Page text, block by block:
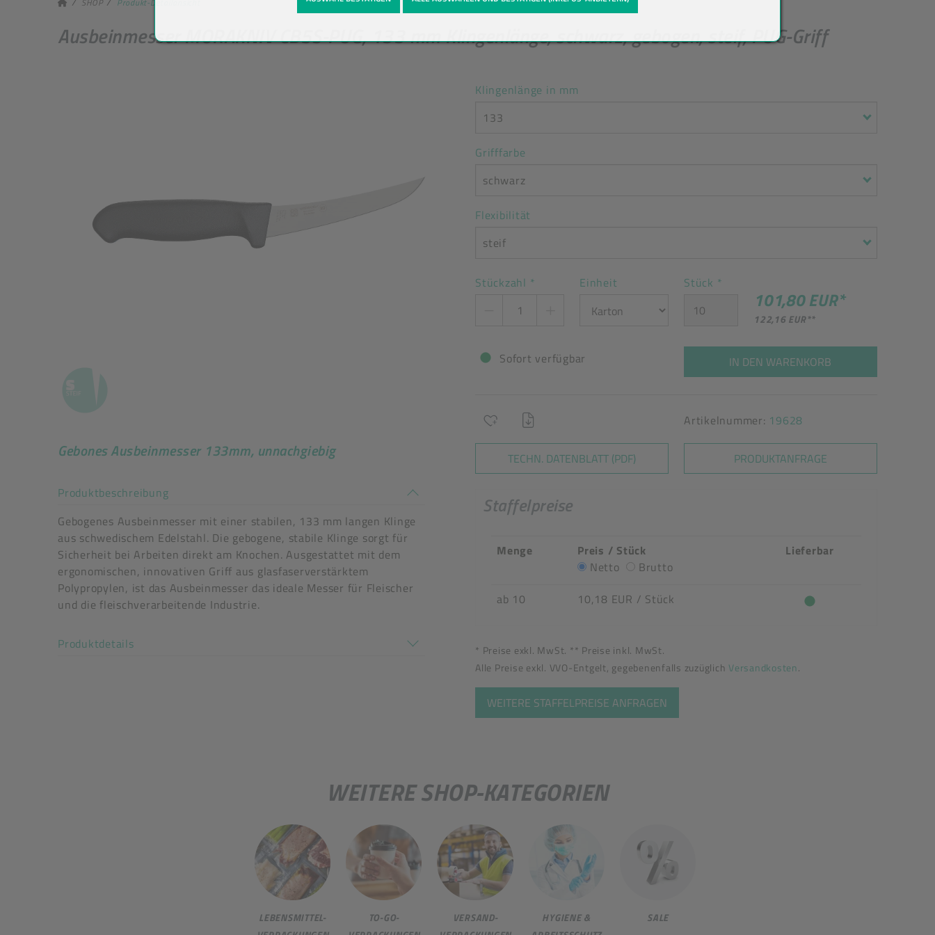
Ausbeinmesser MORAKNIV CB5S-PUG, 133 mm Klingenlänge, schwarz, gebogen, steif, PUG-Griff
Gebones Ausbeinmesser 133mm, unnachgiebig
Produktbeschreibung
Akkordeon auf-/zuklappen stimmen nicht überein
Gebogenes Ausbeinmesser mit einer stabilen, 133 mm langen Klinge
aus schwedischem Edelstahl. Die gebogene, stabile Klinge sorgt für
Sicherheit bei Arbeiten direkt am Knochen. Ausgestattet mit dem
ergonomischen, innovativen Griff aus glasfaserverstärktem
Polypropylen, ist das Ausbeinmesser das ideale Messer für Fleischer
und die fleischverarbeitende Industrie.
Produktdetails
Abmessungen (L x B x H): 258 x 55 x 21 mm
Griffmaterial: PP, Grifffarbe: schwarz
Klingenmaterial: rostfreier Edelstahl, Klingenstärke: 2,4 mm
Klingenlänge in mm
133
Grifffarbe
schwarz
Flexibilität
steif
Stückzahl * Einheit Stück *
101,80 EUR*
122,16 EUR**
Sofort verfügbar IN DEN WARENKORB
Artikelnummer: 19628
TECHN. DATENBLATT (PDF) PRODUKTANFRAGE
Staffelpreise
Menge
Preis / Stück
Netto
Brutto
Lieferbar
ab 10 10,18 EUR / Stück
* Preise exkl. MwSt. ** Preise inkl. MwSt.
Alle Preise exkl. VVO-Entgelt, gegebenenfalls zuzüglich Versandkosten.
WEITERE STAFFELPREISE ANFRAGEN
WEITERE SHOP-KATEGORIEN
LEBENSMITTEL-
TO-GO-
VERSAND-
HYGIENE &
SALE